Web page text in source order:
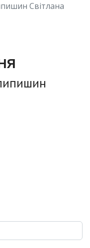
Світлана